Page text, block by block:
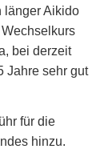
länger Aikido
bei derzeit
Jahre sehr gut
für die
hinzu.